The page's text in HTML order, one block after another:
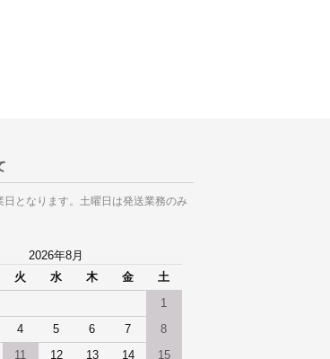
日となります。土曜日は発送業務のみ
2026年8月
火 水 木 金 土
1
4 5 6 7 8
11 12 13 14 15